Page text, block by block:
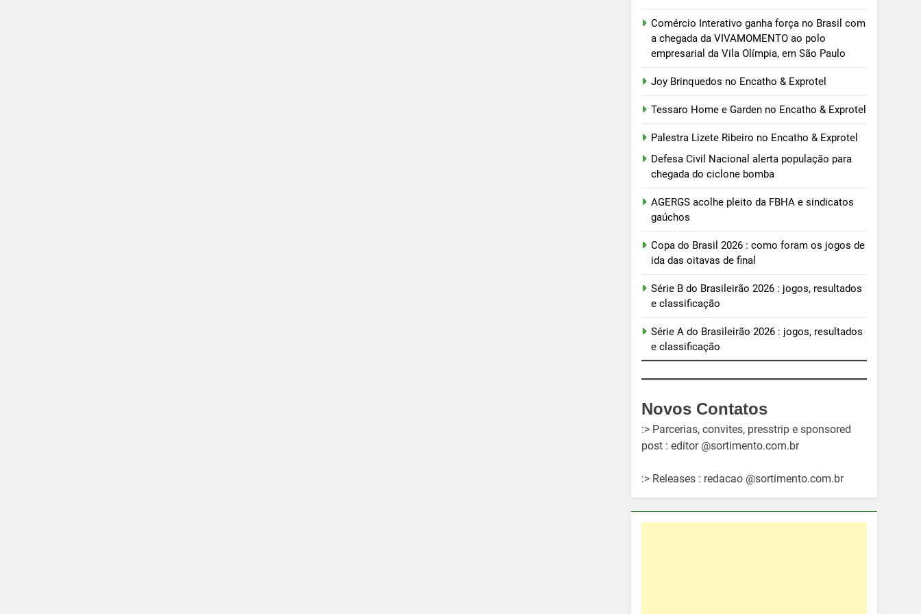
Comércio Interativo ganha força no Brasil com
a chegada da VIVAMOMENTO ao polo
empresarial da Vila Olímpia, em São Paulo
Joy Brinquedos no Encatho & Exprotel
Tessaro Home e Garden no Encatho & Exprotel
Palestra Lizete Ribeiro no Encatho & Exprotel
Defesa Civil Nacional alerta população para
chegada do ciclone bomba
AGERGS acolhe pleito da FBHA e sindicatos
gaúchos
Copa do Brasil 2026 : como foram os jogos de
ida das oitavas de final
Série B do Brasileirão 2026 : jogos, resultados
e classificação
Série A do Brasileirão 2026 : jogos, resultados
e classificação
Novos Contatos
:> Parcerias, convites, presstrip e sponsored
post : editor @sortimento.com.br
:> Releases : redacao @sortimento.com.br